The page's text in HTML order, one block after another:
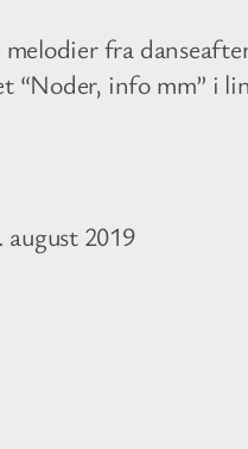
fra
“Noder, info mm” i
august 2019